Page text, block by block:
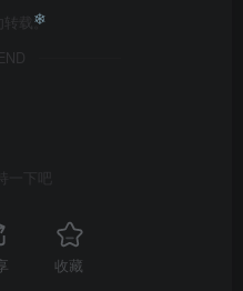
载。
一下吧
收藏